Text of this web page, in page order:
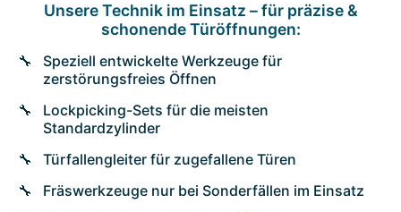
Unsere Technik im Einsatz – für präzise &
schonende Türöffnungen:
Speziell entwickelte Werkzeuge für
zerstörungsfreies Öffnen
Lockpicking-Sets für die meisten
Standardzylinder
Türfallengleiter für zugefallene Türen
Fräswerkzeuge nur bei Sonderfällen im Einsatz